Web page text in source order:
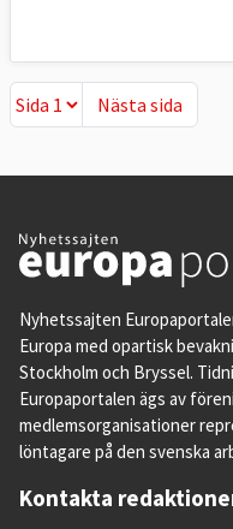
Nästa sida
Nästa sida
Nyhetssajten
Europa med opartisk
Stockholm och Bryssel.
Europaportalen ägs av
medlemsorganisationer
löntagare på den svenska
Kontakta